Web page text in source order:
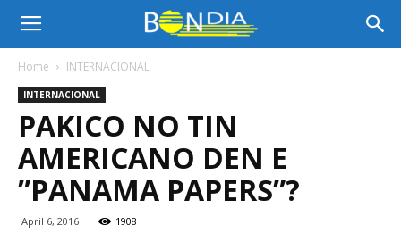
Bon
Dia
Aruba
Home INTERNACIONAL
INTERNACIONAL
PAKICO NO TIN
AMERICANO DEN E
”PANAMA PAPERS”?
April 6, 2016 1908